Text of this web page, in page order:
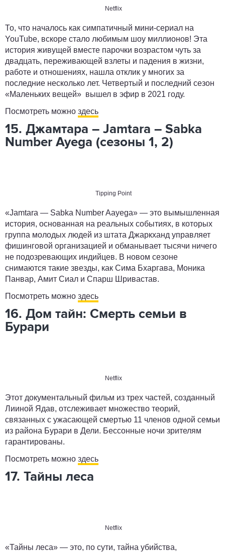
Netflix
То, что началось как симпатичный мини-сериал на
YouTube, вскоре стало любимым шоу миллионов! Эта
история живущей вместе парочки возрастом чуть за
двадцать, переживающей взлеты и падения в жизни,
работе и отношениях, нашла отклик у многих за
последние несколько лет. Четвертый и последний сезон
«Маленьких вещей» вышел в эфир в 2021 году.
Посмотреть можно здесь
15. Джамтара – Jamtara – Sabka
Number Ayega (сезоны 1, 2)
Tipping Point
«Jamtara — Sabka Number Aayega» — это вымышленная
история, основанная на реальных событиях, в которых
группа молодых людей из штата Джаркханд управляет
фишинговой организацией и обманывает тысячи ничего
не подозревающих индийцев. В новом сезоне
снимаются такие звезды, как Сима Бхаргава, Моника
Панвар, Амит Сиал и Спарш Шривастав.
Посмотреть можно здесь
16. Дом тайн: Смерть семьи в
Бурари
Netflix
Этот документальный фильм из трех частей, созданный
Лииной Ядав, отслеживает множество теорий,
связанных с ужасающей смертью 11 членов одной семьи
из района Бурари в Дели. Бессонные ночи зрителям
гарантированы.
Посмотреть можно здесь
17. Тайны леса
Netflix
«Тайны леса» — это, по сути, тайна убийства,